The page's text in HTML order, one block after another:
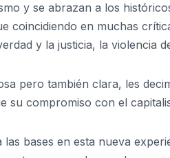
y se abrazan a los
coincidiendo en muchas
y la justicia, la violencia
pero también clara, les
su compromiso con el
las bases en esta nueva